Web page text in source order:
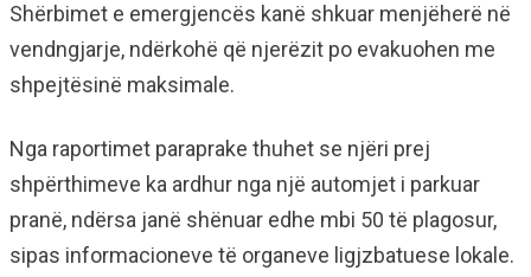
Shërbimet e emergjencës kanë shkuar menjëherë në
vendngjarje, ndërkohë që njerëzit po evakuohen me
shpejtësinë maksimale.
Nga raportimet paraprake thuhet se njëri prej
shpërthimeve ka ardhur nga një automjet i parkuar
pranë, ndërsa janë shënuar edhe mbi 50 të plagosur,
sipas informacioneve të organeve ligjzbatuese lokale.